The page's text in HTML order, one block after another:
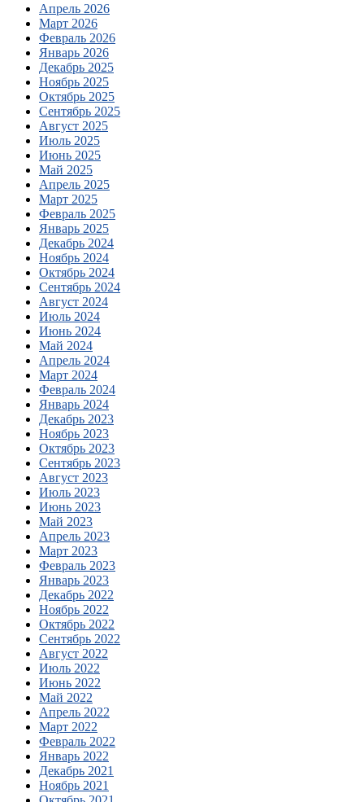
Апрель 2026
Март 2026
Февраль 2026
Январь 2026
Декабрь 2025
Ноябрь 2025
Октябрь 2025
Сентябрь 2025
Август 2025
Июль 2025
Июнь 2025
Май 2025
Апрель 2025
Март 2025
Февраль 2025
Январь 2025
Декабрь 2024
Ноябрь 2024
Октябрь 2024
Сентябрь 2024
Август 2024
Июль 2024
Июнь 2024
Май 2024
Апрель 2024
Март 2024
Февраль 2024
Январь 2024
Декабрь 2023
Ноябрь 2023
Октябрь 2023
Сентябрь 2023
Август 2023
Июль 2023
Июнь 2023
Май 2023
Апрель 2023
Март 2023
Февраль 2023
Январь 2023
Декабрь 2022
Ноябрь 2022
Октябрь 2022
Сентябрь 2022
Август 2022
Июль 2022
Июнь 2022
Май 2022
Апрель 2022
Март 2022
Февраль 2022
Январь 2022
Декабрь 2021
Ноябрь 2021